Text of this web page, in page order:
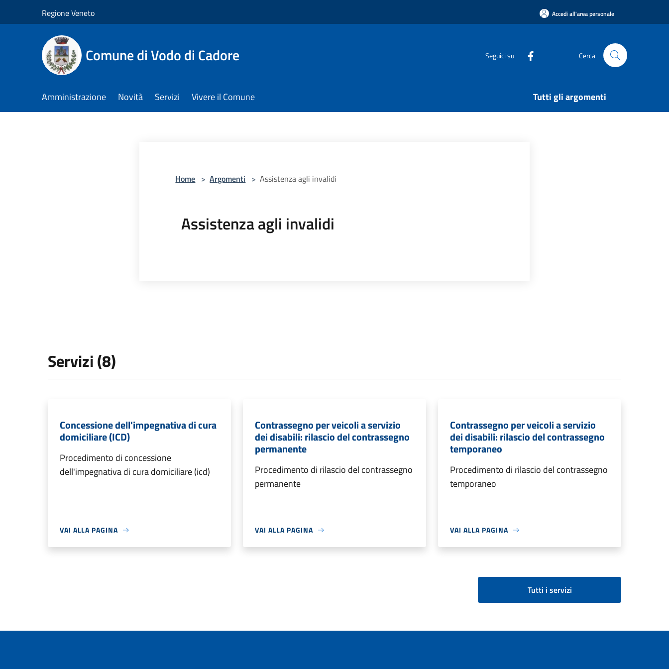
Regione Veneto Accedi all'area personale
Comune di Vodo di Cadore Seguici su Cerca
Amministrazione Novità Servizi Vivere il Comune Tutti gli argomenti
Home > Argomenti > Assistenza agli invalidi
Assistenza agli invalidi
Servizi (8)
Concessione dell'impegnativa di cura
domiciliare (ICD)
Procedimento di concessione
dell'impegnativa di cura domiciliare (icd)
VAI ALLA PAGINA
Contrassegno per veicoli a servizio
dei disabili: rilascio del contrassegno
permanente
Procedimento di rilascio del contrassegno
permanente
VAI ALLA PAGINA
Contrassegno per veicoli a servizio
dei disabili: rilascio del contrassegno
temporaneo
Procedimento di rilascio del contrassegno
temporaneo
VAI ALLA PAGINA
Tutti i servizi